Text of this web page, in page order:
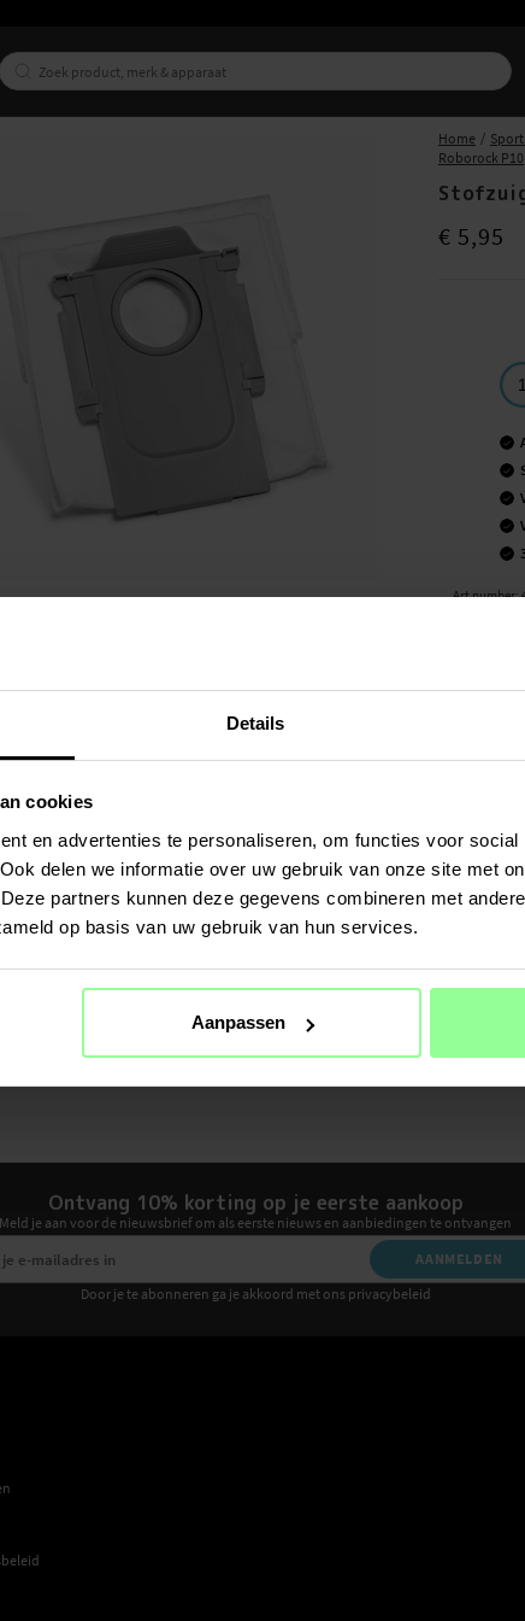
Details
cookies
en advertenties te personaliseren, om functies voor social
delen we informatie over uw gebruik van onze site met
partners kunnen deze gegevens combineren met
op basis van uw gebruik van hun services.
Aanpassen
Home
Roborock P10
Prijs € 5,95
€ 5,95
Art number:
vangen,
- Grote
aantal
-
- Veilige
Ontvang 10% korting op je eerste aankoop
Meld je aan voor de nieuwsbrief om als eerste nieuws en aanbiedingen te ontvangen
AANMELDEN
Door je te abonneren ga je akkoord met ons privacybeleid